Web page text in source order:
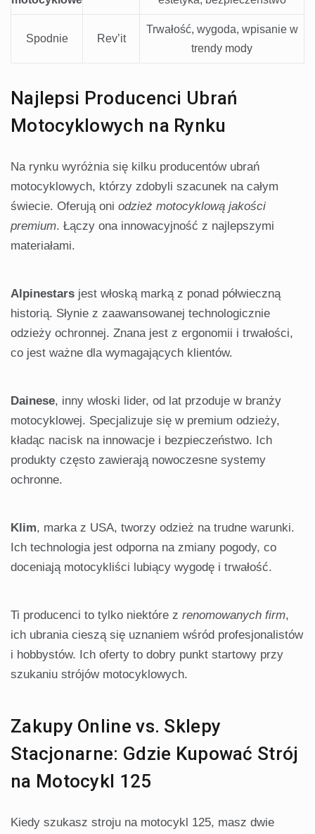
Spodnie Rev’it
Trwałość, wygoda, wpisanie w
trendy mody
Najlepsi Producenci Ubrań
Motocyklowych na Rynku
Na rynku wyróżnia się kilku producentów ubrań
motocyklowych, którzy zdobyli szacunek na całym
świecie. Oferują oni odzież motocyklową jakości
premium. Łączy ona innowacyjność z najlepszymi
materiałami.
Alpinestars jest włoską marką z ponad półwieczną
historią. Słynie z zaawansowanej technologicznie
odzieży ochronnej. Znana jest z ergonomii i trwałości,
co jest ważne dla wymagających klientów.
Dainese, inny włoski lider, od lat przoduje w branży
motocyklowej. Specjalizuje się w premium odzieży,
kładąc nacisk na innowacje i bezpieczeństwo. Ich
produkty często zawierają nowoczesne systemy
ochronne.
Klim, marka z USA, tworzy odzież na trudne warunki.
Ich technologia jest odporna na zmiany pogody, co
doceniają motocykliści lubiący wygodę i trwałość.
Ti producenci to tylko niektóre z renomowanych firm,
ich ubrania cieszą się uznaniem wśród profesjonalistów
i hobbystów. Ich oferty to dobry punkt startowy przy
szukaniu strójów motocyklowych.
Zakupy Online vs. Sklepy
Stacjonarne: Gdzie Kupować Strój
na Motocykl 125
Kiedy szukasz stroju na motocykl 125, masz dwie